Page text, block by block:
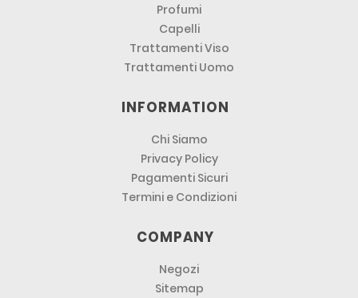
Profumi
Capelli
Trattamenti Viso
Trattamenti Uomo
INFORMATION
Chi Siamo
Privacy Policy
Pagamenti Sicuri
Termini e Condizioni
COMPANY
Negozi
Sitemap